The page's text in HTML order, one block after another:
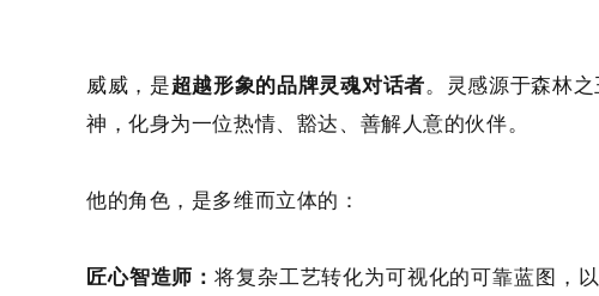
威威， 是超越形象的品牌灵魂对话者。
灵感源于森林
神，化身为一位热情、豁达、善解人意的伙伴。
他的角色，是多维而立体的：
匠心智造师：将复杂工艺转化为可视化的可靠蓝图，